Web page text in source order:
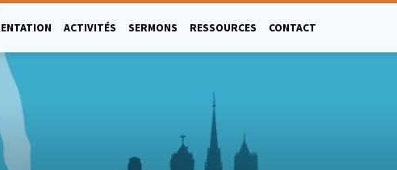
ACTIVITÉS SERMONS RESSOURCES CONTACT